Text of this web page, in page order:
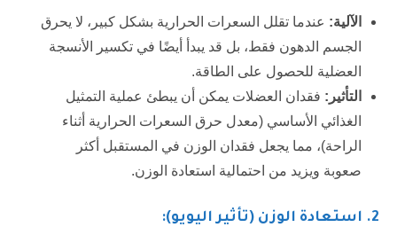
الآلية: عندما تقلل السعرات الحرارية بشكل كبير، لا يحرق
الجسم الدهون فقط، بل قد يبدأ أيضًا في تكسير الأنسجة
العضلية للحصول على الطاقة.
التأثير: فقدان العضلات يمكن أن يبطئ عملية التمثيل
الغذائي الأساسي (معدل حرق السعرات الحرارية أثناء
الراحة)، مما يجعل فقدان الوزن في المستقبل أكثر
صعوبة ويزيد من احتمالية استعادة الوزن.
2. استعادة الوزن (تأثير اليويو):